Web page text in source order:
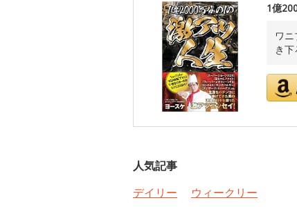
1億
ワ
き
人気記事
デイリー
ウィークリー